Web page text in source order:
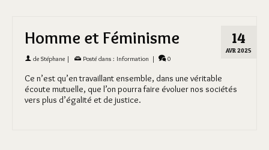
14
AVR 2025
Homme et Féminisme
de Stéphane | Posté dans : Information | 0
Ce n’est qu’en travaillant ensemble, dans une véritable
écoute mutuelle, que l’on pourra faire évoluer nos sociétés
vers plus d’égalité et de justice.